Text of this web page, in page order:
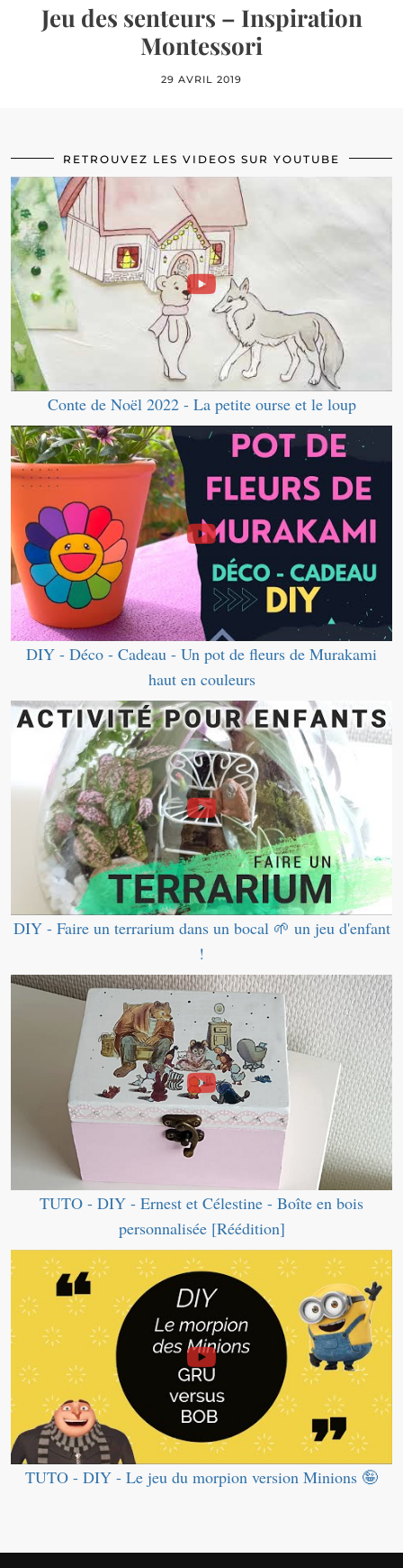
Jeu des senteurs – Inspiration
Montessori
29 AVRIL 2019
RETROUVEZ LES VIDEOS SUR YOUTUBE
Conte de Noël 2022 - La petite ourse et le loup
DIY - Déco - Cadeau - Un pot de fleurs de Murakami
haut en couleurs
DIY - Faire un terrarium dans un bocal 🌱 un jeu d'enfant
!
TUTO - DIY - Ernest et Célestine - Boîte en bois
personnalisée [Réédition]
TUTO - DIY - Le jeu du morpion version Minions 🤪